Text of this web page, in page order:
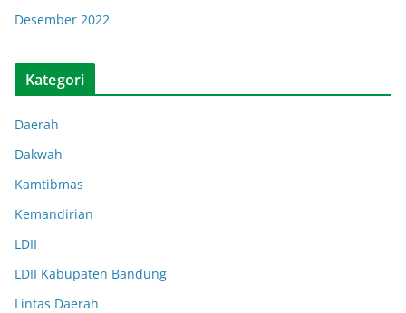
Desember 2022
Kategori
Daerah
Dakwah
Kamtibmas
Kemandirian
LDII
LDII Kabupaten Bandung
Lintas Daerah